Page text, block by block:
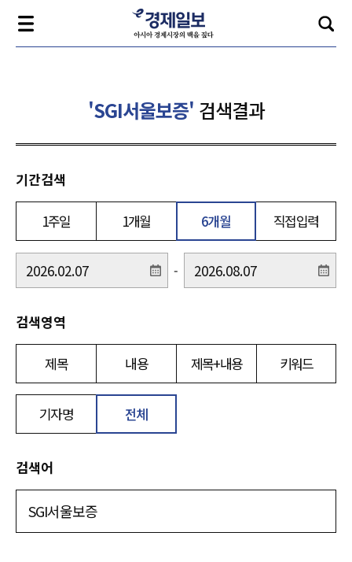
'SGI서울보증' 검색결과
기간검색
1주일 1개월 6개월 직접입력
-
검색영역
제목 내용 제목+내용 키워드
기자명 전체
검색어